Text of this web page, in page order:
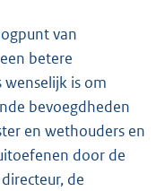
van
betere
is om
bevoegdheden
en wethouders en
door de
de